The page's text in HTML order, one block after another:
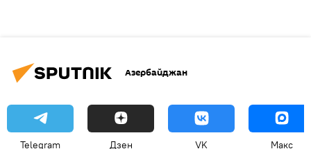
Азербайджан
Telegram Дзен VK Макс